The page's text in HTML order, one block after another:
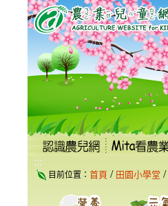
跳
到
要
內
區
塊
:::
目前位置： 首頁 / 田園小學堂 /